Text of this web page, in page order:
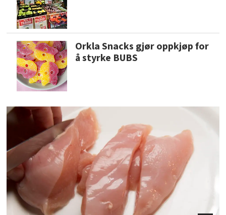
Orkla Snacks gjør oppkjøp for
å styrke BUBS